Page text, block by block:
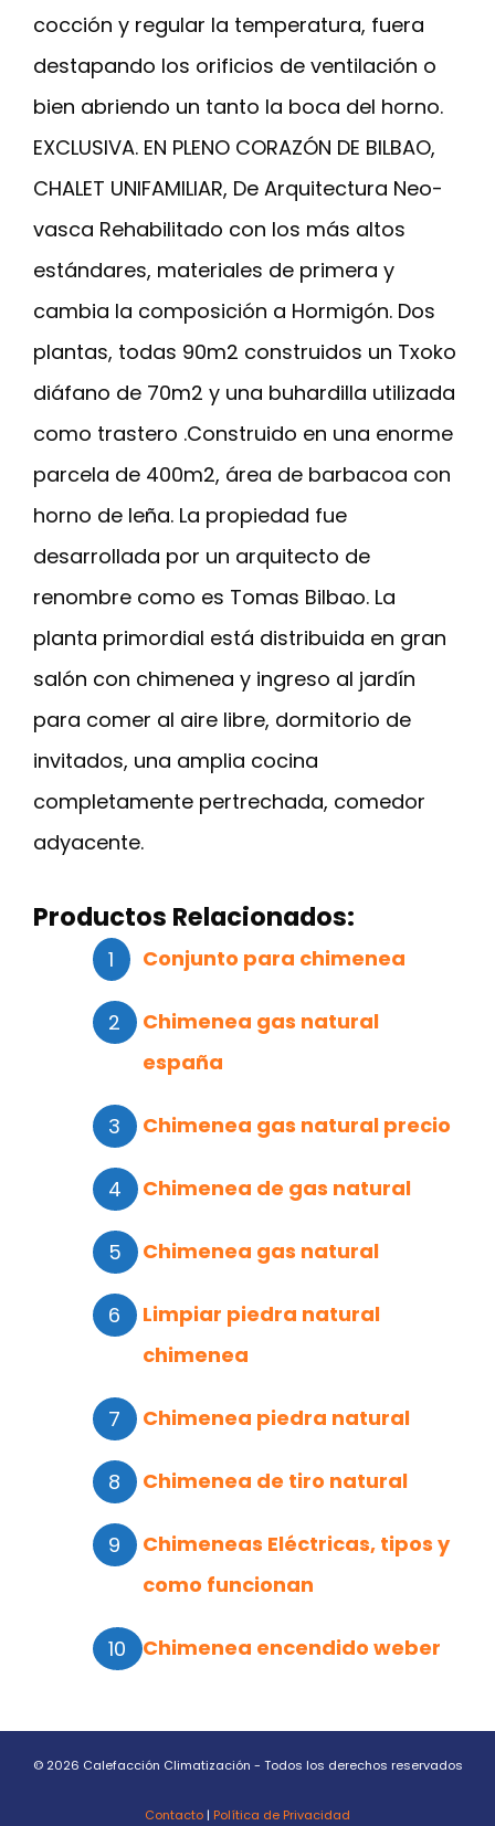
cocción y regular la temperatura, fuera
destapando los orificios de ventilación o
bien abriendo un tanto la boca del horno.
EXCLUSIVA. EN PLENO CORAZÓN DE BILBAO,
CHALET UNIFAMILIAR, De Arquitectura Neo-
vasca Rehabilitado con los más altos
estándares, materiales de primera y
cambia la composición a Hormigón. Dos
plantas, todas 90m2 construidos un Txoko
diáfano de 70m2 y una buhardilla utilizada
como trastero .Construido en una enorme
parcela de 400m2, área de barbacoa con
horno de leña. La propiedad fue
desarrollada por un arquitecto de
renombre como es Tomas Bilbao. La
planta primordial está distribuida en gran
salón con chimenea y ingreso al jardín
para comer al aire libre, dormitorio de
invitados, una amplia cocina
completamente pertrechada, comedor
adyacente.
Productos Relacionados:
Conjunto para chimenea
Chimenea gas natural
españa
Chimenea gas natural precio
Chimenea de gas natural
Chimenea gas natural
Limpiar piedra natural
chimenea
Chimenea piedra natural
Chimenea de tiro natural
Chimeneas Eléctricas, tipos y
como funcionan
Chimenea encendido weber
© 2026 Calefacción Climatización - Todos los derechos reservados
Contacto | Política de Privacidad